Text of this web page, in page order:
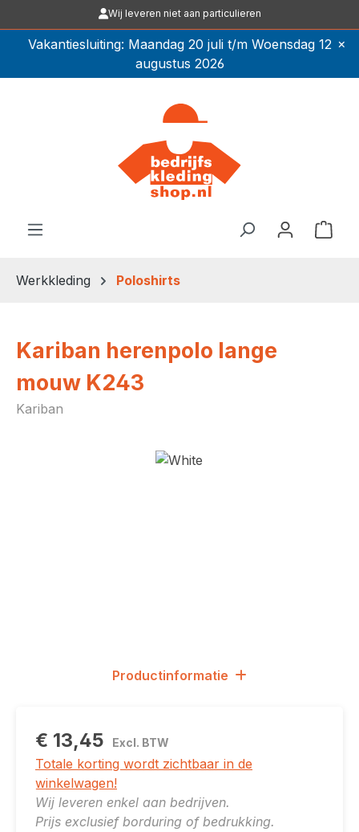
Ga naar de hoofdinhoudWij leveren niet aan particulieren
Vakantiesluiting: Maandag 20 juli t/m Woensdag 12
augustus 2026
×
Werkkleding Poloshirts
Kariban herenpolo lange
mouw K243
Kariban
Afbeeldingengalerij overslaan
Productinformatie
€ 13,45 Excl. BTW
Totale korting wordt zichtbaar in de
winkelwagen!
Wij leveren enkel aan bedrijven.
Prijs exclusief borduring of bedrukking.